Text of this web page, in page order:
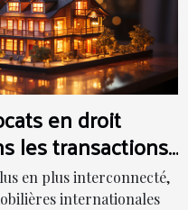
en droit
les transactions
en plus interconnecté,
internationales